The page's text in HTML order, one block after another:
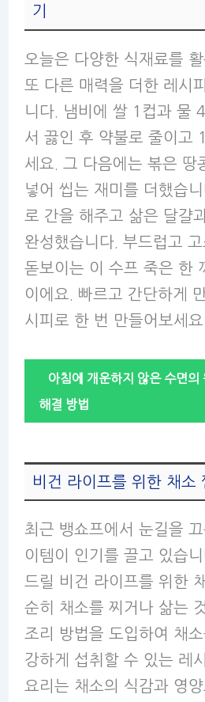
기
오늘은 다양한 식재료를
또 다른 매력을 더한 레시
니다. 냄비에 쌀 1컵과 물
서 끓인 후 약불로 줄이고
세요. 그 다음에는 볶은 땅
넣어 씹는 재미를 더했습
로 간을 해주고 삶은 달걀
완성했습니다. 부드럽고
돋보이는 이 수프 죽은 한
이에요. 빠르고 간단하게
시피로 한 번 만들어보세
아침에 개운하지 않은 수면의
해결 방법
비건 라이프를 위한 채소
최근 뱅쇼프에서 눈길을
이템이 인기를 끌고 있습
드릴 비건 라이프를 위한
순히 채소를 찌거나 삶는
조리 방법을 도입하여 채
강하게 섭취할 수 있는 레
요리는 채소의 식감과 영